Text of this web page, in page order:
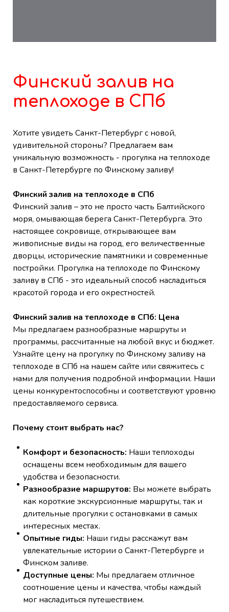
Финский залив на
теплоходе в СПб
Хотите увидеть Санкт-Петербург с новой,
удивительной стороны? Предлагаем вам
уникальную возможность - прогулка на теплоходе
в Санкт-Петербурге по Финскому заливу!
Финский залив на теплоходе в СПб
Финский залив – это не просто часть Балтийского
моря, омывающая берега Санкт-Петербурга. Это
настоящее сокровище, открывающее вам
живописные виды на город, его величественные
дворцы, исторические памятники и современные
постройки. Прогулка на теплоходе по Финскому
заливу в СПб - это идеальный способ насладиться
красотой города и его окрестностей.
Финский залив на теплоходе в СПб: Цена
Мы предлагаем разнообразные маршруты и
программы, рассчитанные на любой вкус и бюджет.
Узнайте цену на прогулку по Финскому заливу на
теплоходе в СПб на нашем сайте или свяжитесь с
нами для получения подробной информации. Наши
цены конкурентоспособны и соответствуют уровню
предоставляемого сервиса.
Почему стоит выбрать нас?
Комфорт и безопасность: Наши теплоходы
оснащены всем необходимым для вашего
удобства и безопасности.
Разнообразие маршрутов: Вы можете выбрать
как короткие экскурсионные маршруты, так и
длительные прогулки с остановками в самых
интересных местах.
Опытные гиды: Наши гиды расскажут вам
увлекательные истории о Санкт-Петербурге и
Финском заливе.
Доступные цены: Мы предлагаем отличное
соотношение цены и качества, чтобы каждый
мог насладиться путешествием.